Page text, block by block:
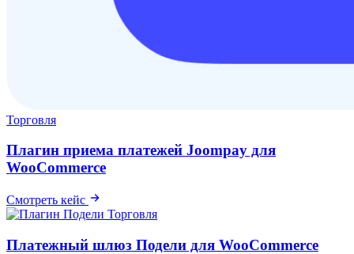
Торговля
Плагин приема платежей Joompay для
WooCommerce
Смотреть кейс
Торговля
Платежный шлюз Подели для WooCommerce